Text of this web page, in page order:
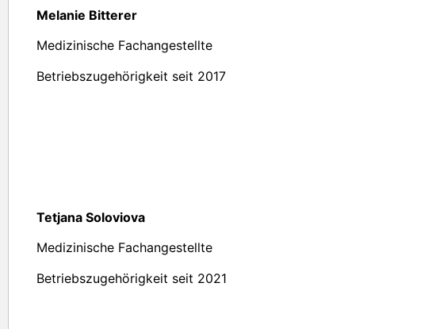
Melanie Bitterer
Medizinische Fachangestellte
Betriebszugehörigkeit seit 2017
Tetjana Soloviova
Medizinische Fachangestellte
Betriebszugehörigkeit seit 2021